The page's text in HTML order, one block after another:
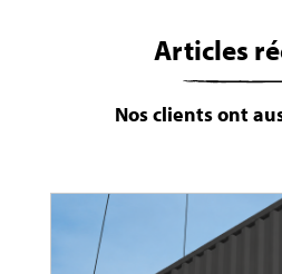
Articles
Nos clients ont